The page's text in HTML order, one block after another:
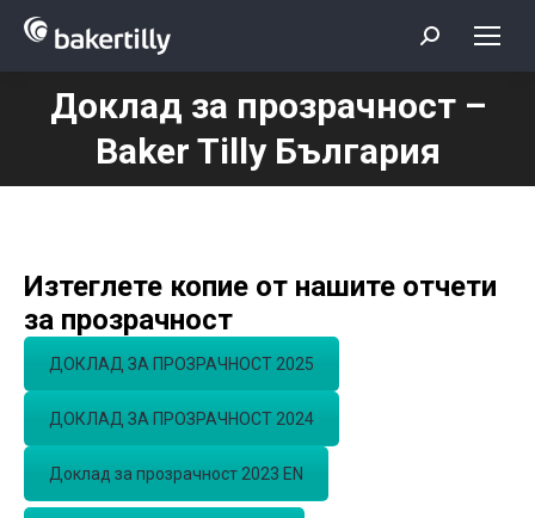
Search:
Доклад за прозрачност –
Baker Tilly България
You are here:
Изтеглете копие от нашите отчети
за прозрачност
ДОКЛАД ЗА ПРОЗРАЧНОСТ 2025
ДОКЛАД ЗА ПРОЗРАЧНОСТ 2024
Доклад за прозрачност 2023 EN